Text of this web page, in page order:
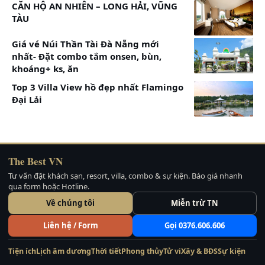
Xem thêm thông tin:
Combo Melia Hồ Tràm
CĂN HỘ AN NHIÊN – LONG HẢI, VŨNG
TÀU
Giá vé Núi Thần Tài Đà Nẵng mới
nhất- Đặt combo tắm onsen, bùn,
khoáng+ ks, ăn
Top 3 Villa View hồ đẹp nhất Flamingo
Đại Lải
The Best VN
Tư vấn đặt khách sạn, resort, villa, combo & sự kiện. Báo giá nhanh
qua form hoặc Hotline.
Về chúng tôi
Miễn trừ TN
Liên hệ / Form Gọi 0376.606.606
Tiện íchLịch âm dươngThời tiếtPhong thủyTử viXây & BĐSSự kiện